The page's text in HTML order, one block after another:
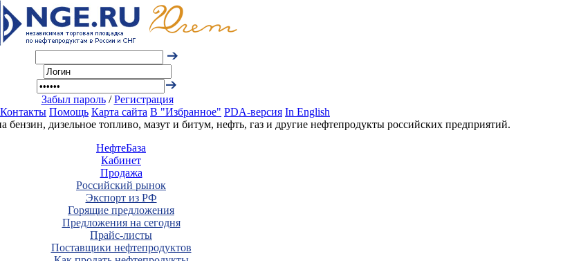
Забыл пароль/Регистрация
Контакты Помощь Карта сайта В "Избранное" PDA-версия In English
дизельное топливо, мазут и битум, нефть, газ и другие нефтепродукты российских предприятий.
НефтеБаза
Кабинет
Продажа
Российский рынок
Экспорт из РФ
Горящие предложения
Предложения на сегодня
Прайс-листы
Поставщики нефтепродуктов